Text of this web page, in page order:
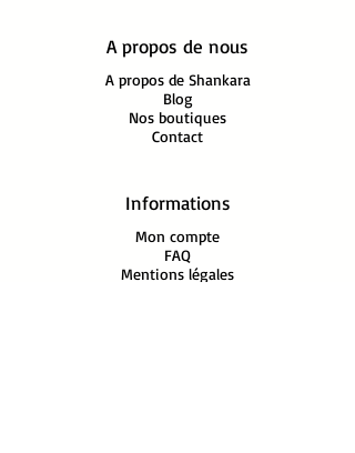
H: 3.5 cm, Lg: 7 cm, L: 9.5 cm,
A propos de nous
A propos de Shankara
Blog
Nos boutiques
Contact
Informations
Mon compte
FAQ
Mentions légales